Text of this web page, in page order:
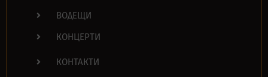
ВОДЕЩИ
КОНЦЕРТИ
КОНТАКТИ